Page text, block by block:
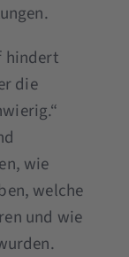
hindert
die
wie
welche
und wie